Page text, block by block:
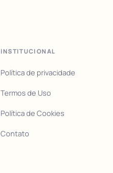
INSTITUCIONAL
Política de privacidade
Termos de Uso
Política de Cookies
Contato